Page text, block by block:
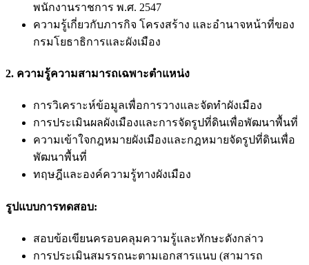
พนักงานราชการ พ.ศ. 2547
ความรู้เกี่ยวกับภารกิจ โครงสร้าง และอำนาจหน้าที่ของ
กรมโยธาธิการและผังเมือง
2. ความรู้ความสามารถเฉพาะตำแหน่ง
การวิเคราะห์ข้อมูลเพื่อการวางและจัดทำผังเมือง
การประเมินผลผังเมืองและการจัดรูปที่ดินเพื่อพัฒนาพื้นที่
ความเข้าใจกฎหมายผังเมืองและกฎหมายจัดรูปที่ดินเพื่อ
พัฒนาพื้นที่
ทฤษฎีและองค์ความรู้ทางผังเมือง
รูปแบบการทดสอบ:
สอบข้อเขียนครอบคลุมความรู้และทักษะดังกล่าว
การประเมินสมรรถนะตามเอกสารแนบ (สามารถ